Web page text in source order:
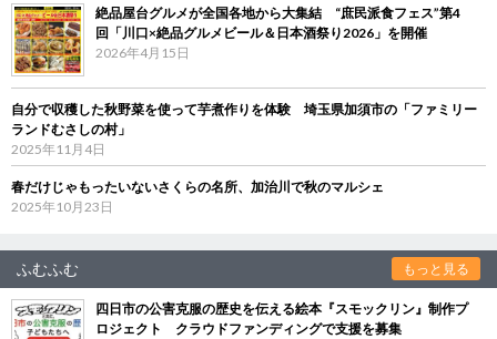
絶品屋台グルメが全国各地から大集結 “庶民派食フェス”第4
回「川口×絶品グルメビール＆日本酒祭り2026」を開催
2026年4月15日
自分で収穫した秋野菜を使って芋煮作りを体験 埼玉県加須市の「ファミリー
ランドむさしの村」
2025年11月4日
春だけじゃもったいないさくらの名所、加治川で秋のマルシェ
2025年10月23日
ふむふむ もっと見る
四日市の公害克服の歴史を伝える絵本『スモックリン』制作プ
ロジェクト クラウドファンディングで支援を募集